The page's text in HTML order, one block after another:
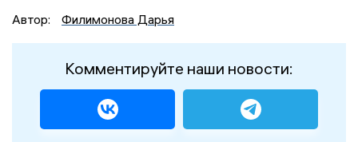
Автор:
Филимонова Дарья
Комментируйте наши новости: